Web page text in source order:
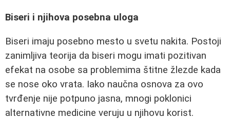
Biseri i njihova posebna uloga
Biseri imaju posebno mesto u svetu nakita. Postoji
zanimljiva teorija da biseri mogu imati pozitivan
efekat na osobe sa problemima štitne žlezde kada
se nose oko vrata. Iako naučna osnova za ovo
tvrđenje nije potpuno jasna, mnogi poklonici
alternativne medicine veruju u njihovu korist.